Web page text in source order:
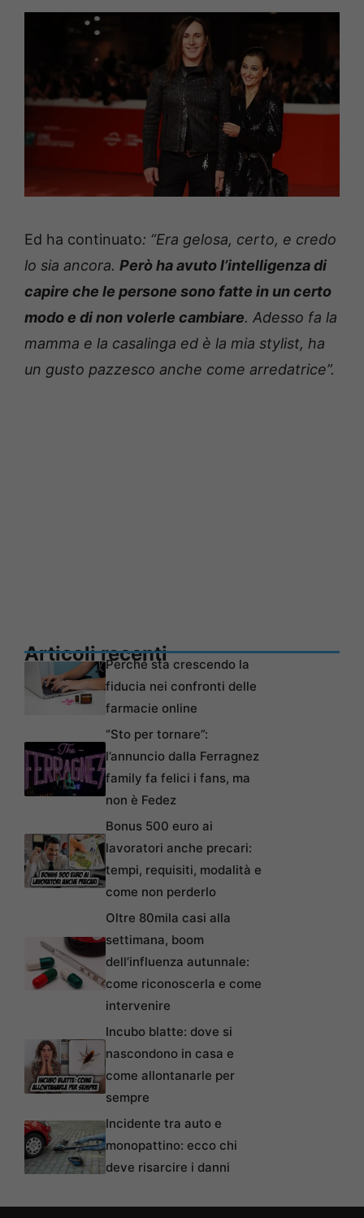
Ed ha continuato: “Era gelosa, certo, e credo
lo sia ancora. Però ha avuto l’intelligenza di
capire che le persone sono fatte in un certo
modo e di non volerle cambiare. Adesso fa la
mamma e la casalinga ed è la mia stylist, ha
un gusto pazzesco anche come arredatrice”.
Articoli recentiPerché sta crescendo la
fiducia nei confronti delle
farmacie online
“Sto per tornare”:
l’annuncio dalla Ferragnez
family fa felici i fans, ma
non è Fedez
Bonus 500 euro ai
lavoratori anche precari:
tempi, requisiti, modalità e
come non perderlo
Oltre 80mila casi alla
settimana, boom
dell’influenza autunnale:
come riconoscerla e come
intervenire
Incubo blatte: dove si
nascondono in casa e
come allontanarle per
sempre
Incidente tra auto e
monopattino: ecco chi
deve risarcire i danni